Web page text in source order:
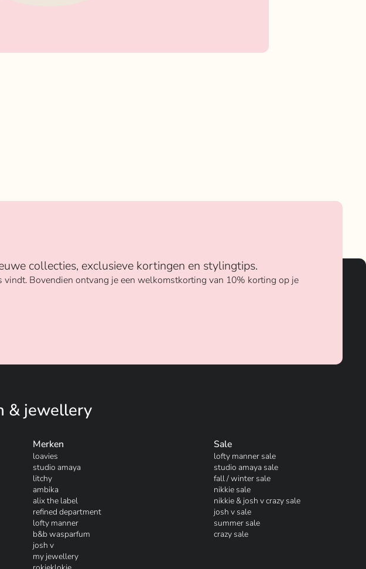
collecties, exclusieve kortingen en stylingtips.
vindt. Bovendien ontvang je een welkomstkorting van 10% korting op je
& jewellery
Merken
loavies
studio amaya
litchy
ambika
alix the label
refined department
lofty manner
b&b wasparfum
josh v
my jewellery
Sale
lofty manner sale
studio amaya sale
fall / winter sale
nikkie sale
nikkie & josh v crazy sale
josh v sale
summer sale
crazy sale